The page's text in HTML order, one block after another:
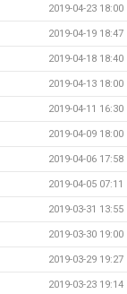
2019-04-23 18:00
2019-04-19 18:47
2019-04-18 18:40
2019-04-13 18:00
2019-04-11 16:30
2019-04-09 18:00
2019-04-06 17:58
2019-04-05 07:11
2019-03-31 13:55
2019-03-30 19:00
2019-03-29 19:27
2019-03-23 19:14